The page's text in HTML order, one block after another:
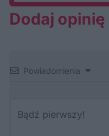
Dodaj opinię
Powiadomienia